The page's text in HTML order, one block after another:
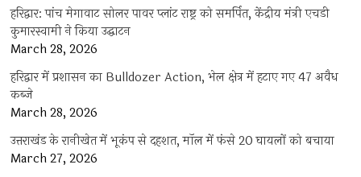
हरिद्वार: पांच मेगावाट सोलर पावर प्लांट राष्ट्र को समर्पित, केंद्रीय मंत्री एचडी
कुमारस्वामी ने किया उद्घाटन
March 28, 2026
हरिद्वार में प्रशासन का Bulldozer Action, भेल क्षेत्र में हटाए गए 47 अवैध
कब्जे
March 28, 2026
उत्तराखंड के रानीखेत में भूकंप से दहशत, मॉल में फंसे 20 घायलों को बचाया
March 27, 2026